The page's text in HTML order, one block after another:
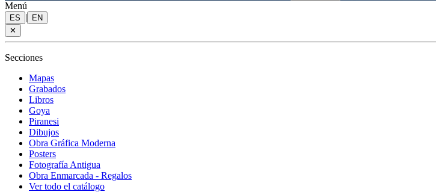
Menú
ES |
EN
✕
Secciones
Mapas
Grabados
Libros
Goya
Piranesi
Dibujos
Obra Gráfica Moderna
Posters
Fotografía Antigua
Obra Enmarcada - Regalos
Ver todo el catálogo